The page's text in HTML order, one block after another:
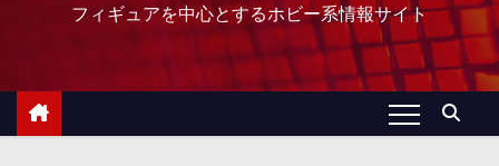
フィギュアを中心とするホビー系情報サイト